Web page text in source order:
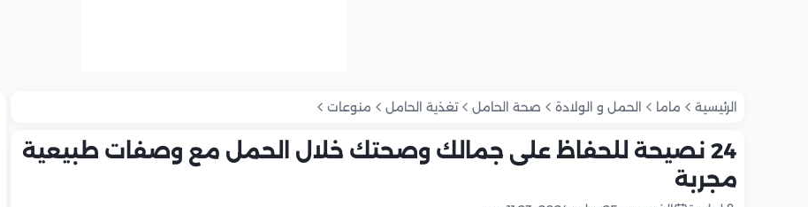
الرئيسية ماما الحمل و الولادة صحة الحامل تغذية الحامل منوعات
24 نصيحة للحفاظ على جمالك وصحتك خلال الحمل مع وصفات طبيعية
مجربة